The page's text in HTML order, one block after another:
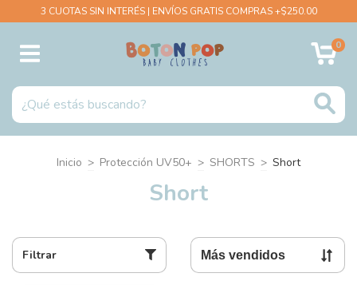
3 CUOTAS SIN INTERÉS | ENVÍOS GRATIS COMPRAS +$250.00
0
Inicio > Protección UV50+ > SHORTS > Short
Short
Filtrar